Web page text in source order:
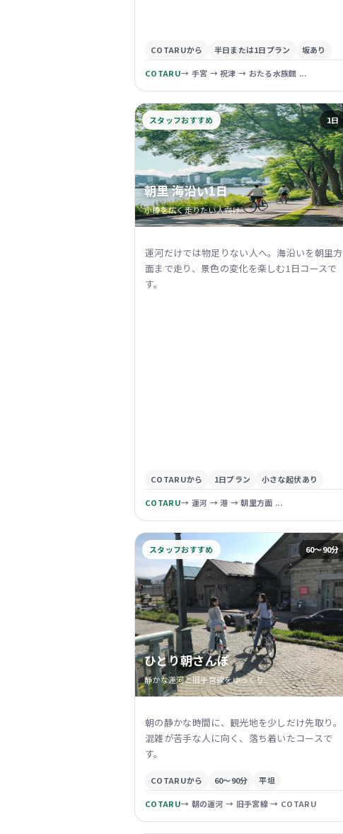
COTARUから 半日または1日プラン 坂あり
COTARU→ 手宮 → 祝津 → おたる水族館 ...
スタッフおすすめ 1日
朝里 海沿い1日
小樽を広く走りたい人向け
運河だけでは物足りない人へ。海沿いを朝里方
面まで走り、景色の変化を楽しむ1日コースで
す。
COTARUから 1日プラン 小さな起伏あり
COTARU→ 運河 → 港 → 朝里方面 ...
スタッフおすすめ 60〜90分
ひとり朝さんぽ
静かな運河と旧手宮線をゆっくり
朝の静かな時間に、観光地を少しだけ先取り。
混雑が苦手な人に向く、落ち着いたコースで
す。
COTARUから 60〜90分 平坦
COTARU→ 朝の運河 → 旧手宮線 → COTARU